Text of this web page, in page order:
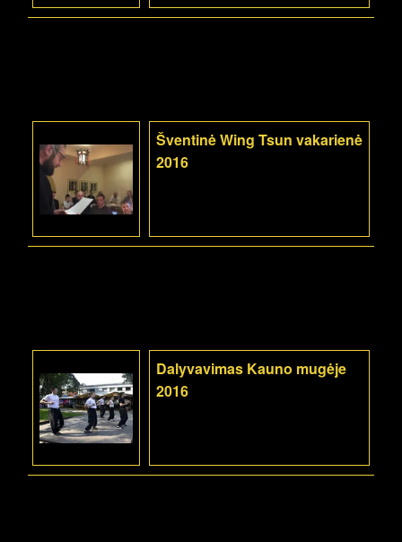
Šventinė Wing Tsun vakarienė
2016
Dalyvavimas Kauno mugėje
2016